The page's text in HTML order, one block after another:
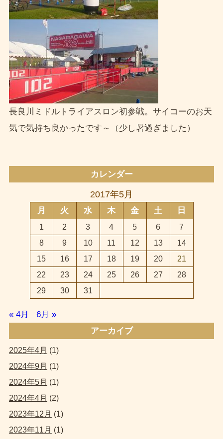
長良川ミドルトライアスロン初参戦。サイコーのお天
気で気持ち良かったです～（少し暑過ぎました）
カレンダー
2017年5月
月 火 水 木 金 土 日
1 2 3 4 5 6
7
8
9 10 11 12 13
14
15
16 17 18 19 20
21
22
23 24 25 26 27
28
29
30 31
« 4月
6月 »
アーカイブ
2025年4月 (1)
2024年9月 (1)
2024年5月 (1)
2024年4月 (2)
2023年12月 (1)
2023年11月 (1)